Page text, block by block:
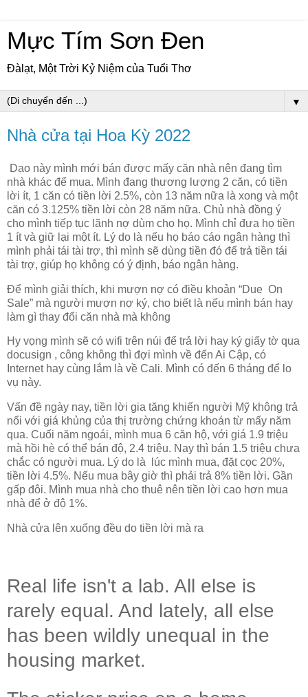
Mực Tím Sơn Đen
Đàlạt, Một Trời Kỷ Niệm của Tuổi Thơ
▼
Nhà cửa tại Hoa Kỳ 2022
Dạo này mình mới bán được mấy căn nhà nên đang tìm
nhà khác để mua. Mình đang thương lượng 2 căn, có tiền
lời ít, 1 căn có tiền lời 2.5%, còn 13 năm nữa là xong và một
căn có 3.125% tiền lời còn 28 năm nữa. Chủ nhà đồng ý
cho mình tiếp tục lãnh nợ dùm cho họ. Mình chỉ đưa họ tiền
1 ít và giữ lại một ít. Lý do là nếu họ báo cáo ngân hàng thì
mình phải tái tài trợ, thì mình sẽ dùng tiền đó để trả tiền tái
tài trợ, giúp họ không có ý định, báo ngân hàng.
Để mình giải thích, khi mượn nợ có điều khoản “Due On
Sale” mà người mượn nợ ký, cho biết là nếu mình bán hay
làm gì thay đổi căn nhà mà không
Hy vọng mình sẽ có wifi trên núi để trả lời hay ký giấy tờ qua
docusign , công không thì đợi mình về đến Ai Cập, có
Internet hay cùng lắm là về Cali. Mình có đến 6 tháng để lo
vụ này.
Vấn đề ngày nay, tiền lời gia tăng khiến người Mỹ không trả
nổi với giá khủng của thị trường chứng khoán từ mấy năm
qua. Cuối năm ngoái, mình mua 6 căn hộ, với giá 1.9 triệu
mà hồi hè có thể bán độ, 2.4 triệu. Nay thì bán 1.5 triệu chưa
chắc có người mua. Lý do là lúc mình mua, đặt cọc 20%,
tiền lời 4.5%. Nếu mua bây giờ thì phải trả 8% tiền lời. Gần
gấp đôi. Mình mua nhà cho thuê nên tiền lời cao hơn mua
nhà để ở độ 1%.
Nhà cửa lên xuống đều do tiền lời mà ra
Real life isn't a lab. All else is
rarely equal. And lately, all else
has been wildly unequal in the
housing market.